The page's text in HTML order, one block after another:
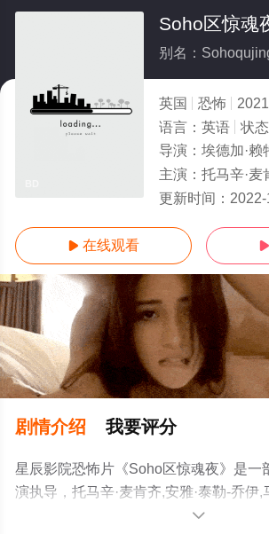
Soho区惊魂
别名：
英国 恐怖 2021
语言： 英语 状态
导演： 埃德加·赖
主演： 托马辛·麦肯齐,安雅·泰勒-乔伊,马特·史密斯,黛
更新时间：
 在线观看 
剧情介绍 我要评分
星辰影院恐怖片《Soho区惊魂夜》是一
演执导，托马辛·麦肯齐,安雅·泰勒-乔伊,
娜·里格,特伦斯·斯坦普,莉莎·麦格里利斯,
